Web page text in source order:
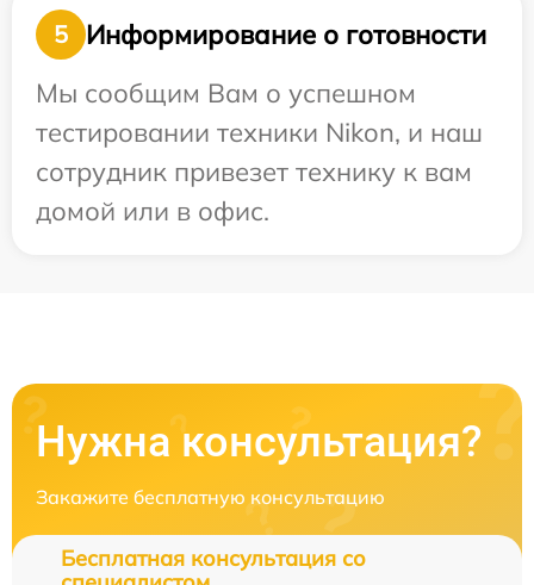
5
Информирование о готовности
Мы сообщим Вам о успешном
тестировании техники Nikon, и наш
сотрудник привезет технику к вам
домой или в офис.
Нужна консультация?
Закажите бесплатную консультацию
Бесплатная консультация со